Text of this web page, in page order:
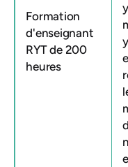
Formation
d'enseignant
RYT de 200
heures